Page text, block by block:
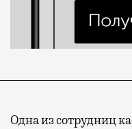
Одна из сотрудниц